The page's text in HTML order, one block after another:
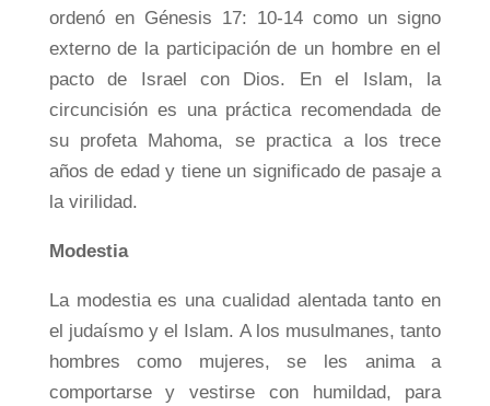
ordenó en Génesis 17: 10-14 como un signo
externo de la participación de un hombre en el
pacto de Israel con Dios. En el Islam, la
circuncisión es una práctica recomendada de
su profeta Mahoma, se practica a los trece
años de edad y tiene un significado de pasaje a
la virilidad.
Modestia
La modestia es una cualidad alentada tanto en
el judaísmo y el Islam. A los musulmanes, tanto
hombres como mujeres, se les anima a
comportarse y vestirse con humildad, para